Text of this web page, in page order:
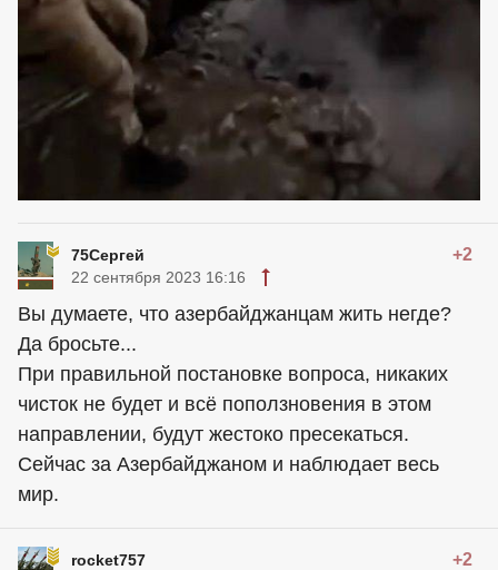
75Сергей +2
22 сентября 2023 16:16
Вы думаете, что азербайджанцам жить негде?
Да бросьте...
При правильной постановке вопроса, никаких
чисток не будет и всё поползновения в этом
направлении, будут жестоко пресекаться.
Сейчас за Азербайджаном и наблюдает весь
мир.
rocket757 +2